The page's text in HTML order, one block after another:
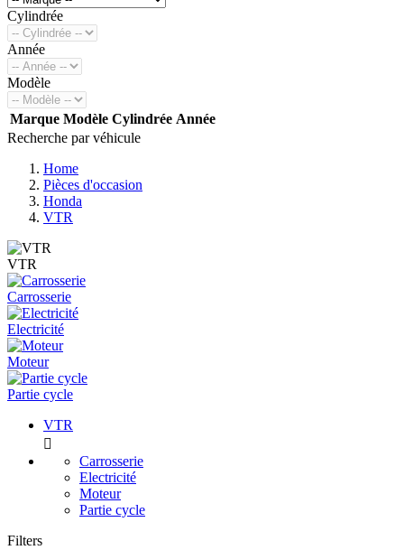
Cylindrée
Année
Modèle
Marque Modèle Cylindrée Année
Recherche par véhicule
Home
Pièces d'occasion
Honda
VTR
VTR
Carrosserie
Electricité
Moteur
Partie cycle
VTR

Carrosserie
Electricité
Moteur
Partie cycle
Filters